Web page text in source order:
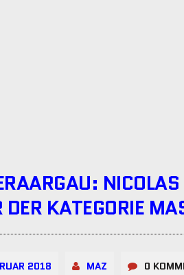
DER KATEGORIE
2018 MAZ 0